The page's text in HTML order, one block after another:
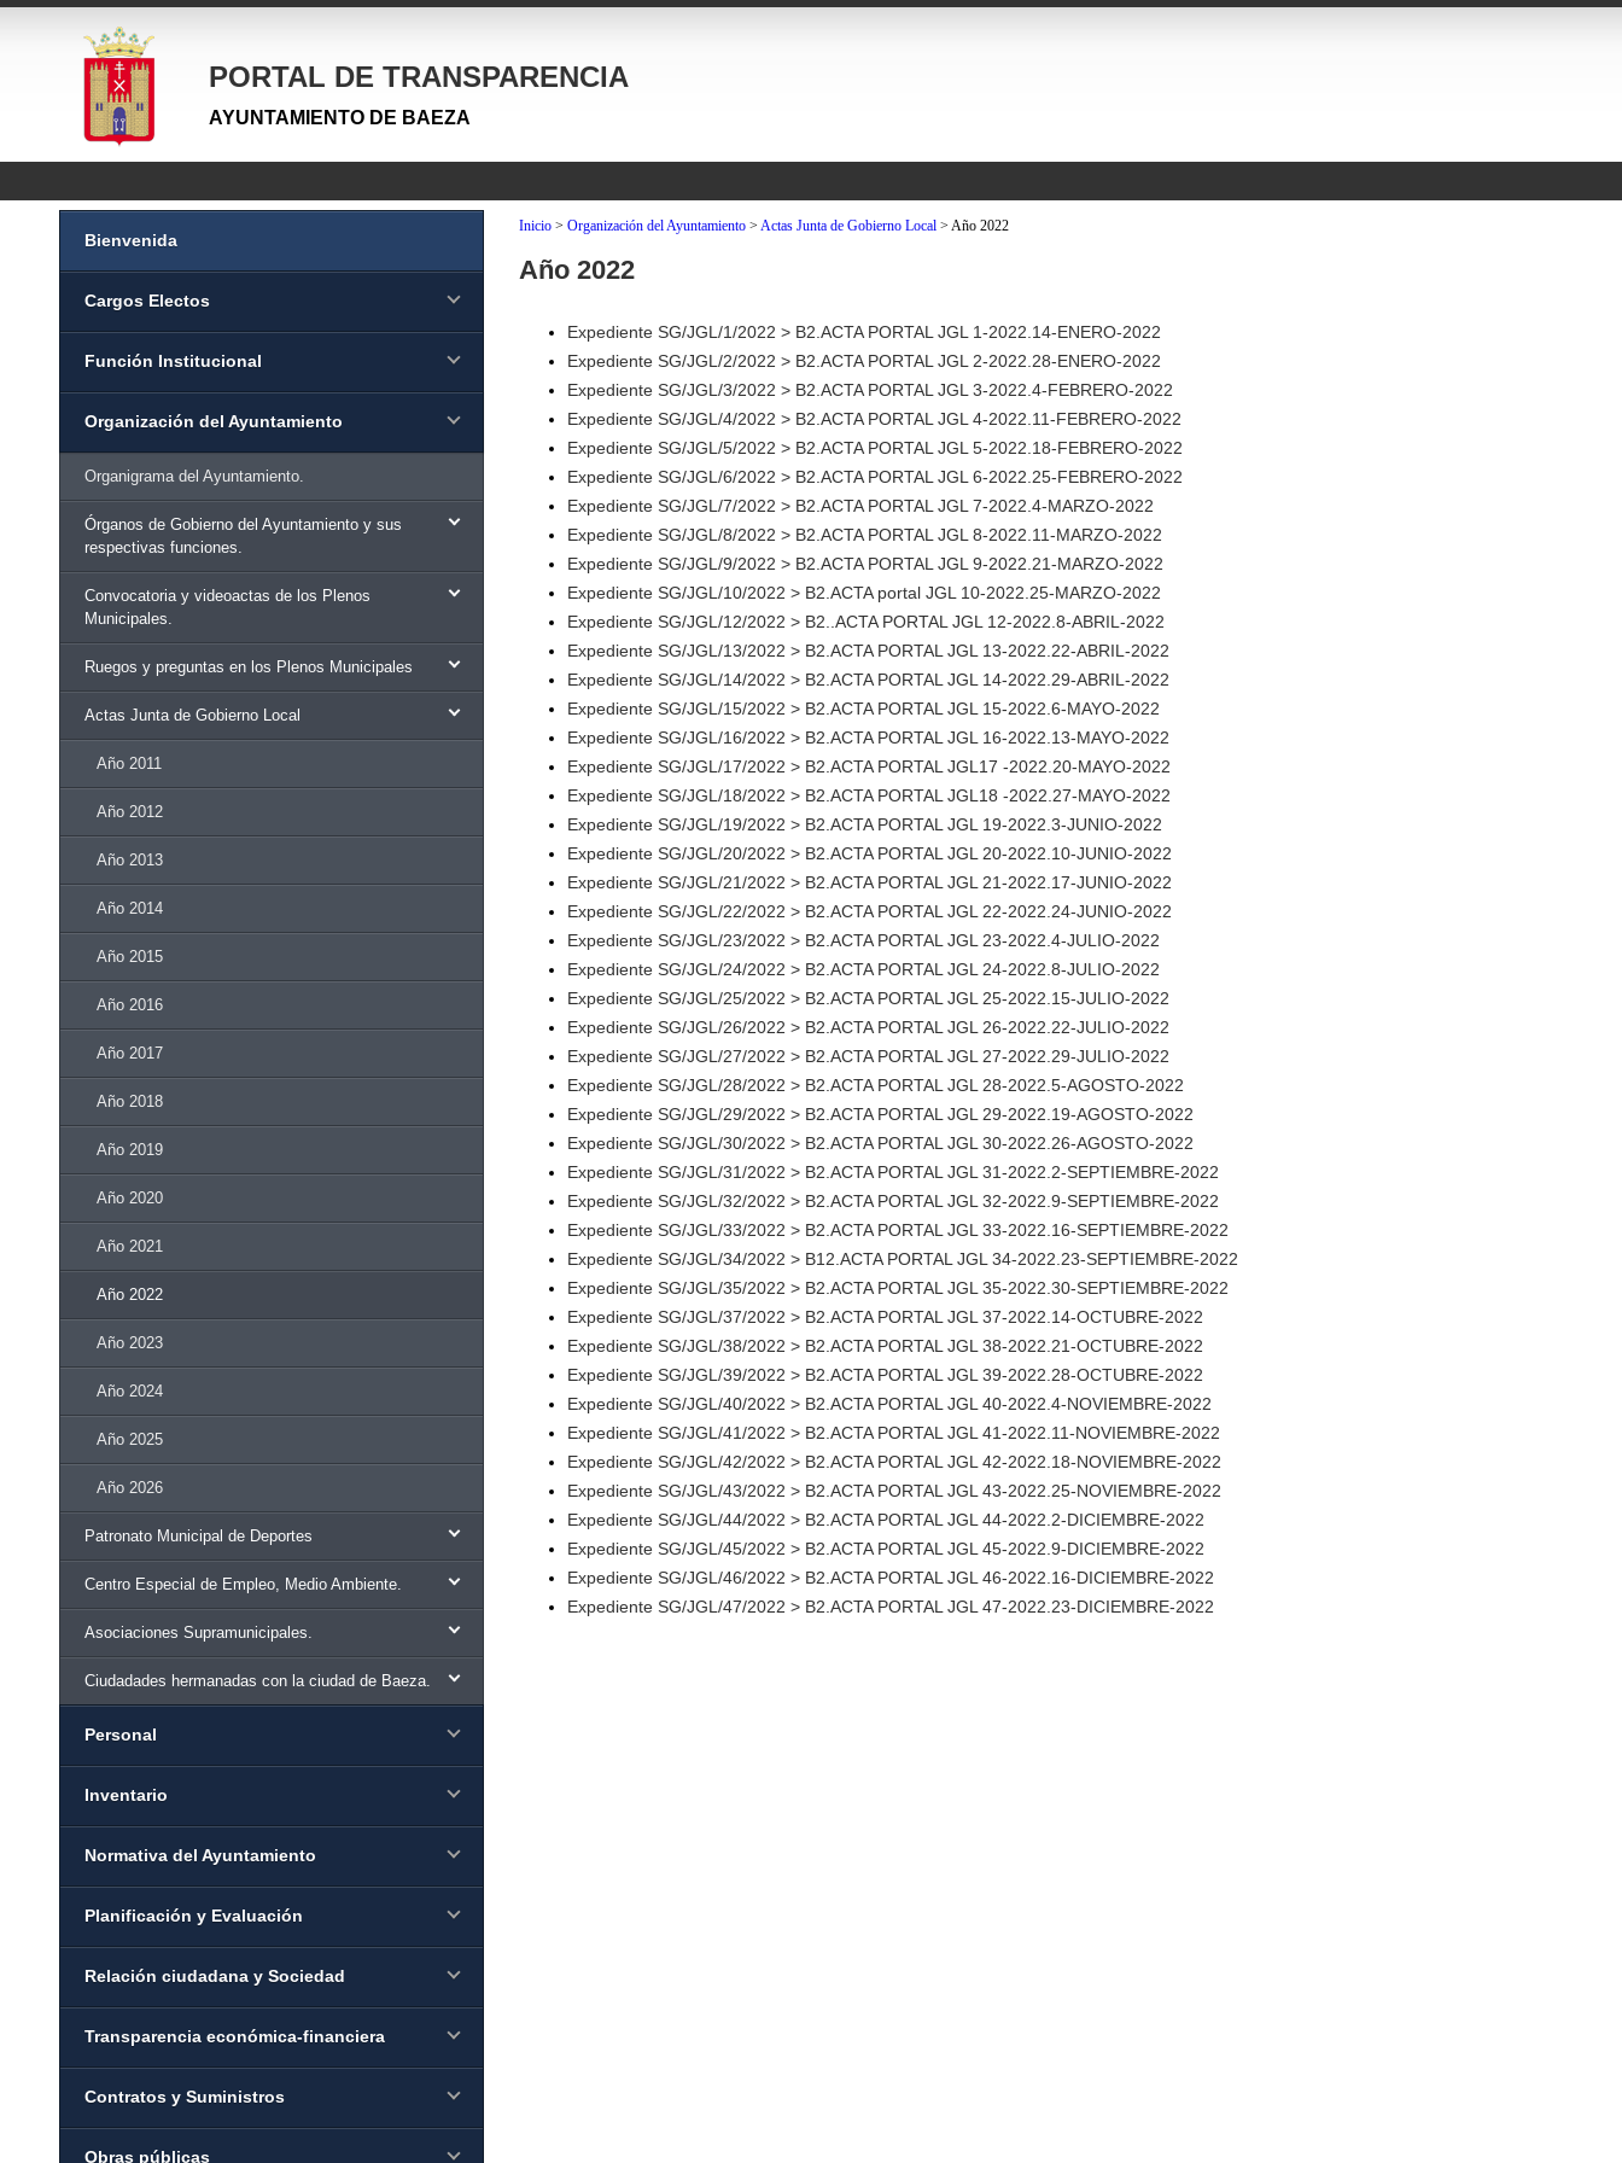
PORTAL DE TRANSPARENCIA
AYUNTAMIENTO DE BAEZA
Bienvenida
Cargos Electos
Función Institucional
Organización del Ayuntamiento
Organigrama del Ayuntamiento.
Órganos de Gobierno del Ayuntamiento y sus
respectivas funciones.
Convocatoria y videoactas de los Plenos
Municipales.
Ruegos y preguntas en los Plenos Municipales
Actas Junta de Gobierno Local
Año 2011
Año 2012
Año 2013
Año 2014
Año 2015
Año 2016
Año 2017
Año 2018
Año 2019
Año 2020
Año 2021
Año 2022
Año 2023
Año 2024
Año 2025
Año 2026
Patronato Municipal de Deportes
Centro Especial de Empleo, Medio Ambiente.
Asociaciones Supramunicipales.
Ciudadades hermanadas con la ciudad de Baeza.
Personal
Inventario
Normativa del Ayuntamiento
Planificación y Evaluación
Relación ciudadana y Sociedad
Transparencia económica-financiera
Contratos y Suministros
Obras públicas
Inicio> Organización del Ayuntamiento> Actas Junta de Gobierno Local > Año 2022
Año 2022
Expediente SG/JGL/1/2022 > B2.ACTA PORTAL JGL 1-2022.14-ENERO-2022
Expediente SG/JGL/2/2022 > B2.ACTA PORTAL JGL 2-2022.28-ENERO-2022
Expediente SG/JGL/3/2022 > B2.ACTA PORTAL JGL 3-2022.4-FEBRERO-2022
Expediente SG/JGL/4/2022 > B2.ACTA PORTAL JGL 4-2022.11-FEBRERO-2022
Expediente SG/JGL/5/2022 > B2.ACTA PORTAL JGL 5-2022.18-FEBRERO-2022
Expediente SG/JGL/6/2022 > B2.ACTA PORTAL JGL 6-2022.25-FEBRERO-2022
Expediente SG/JGL/7/2022 > B2.ACTA PORTAL JGL 7-2022.4-MARZO-2022
Expediente SG/JGL/8/2022 > B2.ACTA PORTAL JGL 8-2022.11-MARZO-2022
Expediente SG/JGL/9/2022 > B2.ACTA PORTAL JGL 9-2022.21-MARZO-2022
Expediente SG/JGL/10/2022 > B2.ACTA portal JGL 10-2022.25-MARZO-2022
Expediente SG/JGL/12/2022 > B2..ACTA PORTAL JGL 12-2022.8-ABRIL-2022
Expediente SG/JGL/13/2022 > B2.ACTA PORTAL JGL 13-2022.22-ABRIL-2022
Expediente SG/JGL/14/2022 > B2.ACTA PORTAL JGL 14-2022.29-ABRIL-2022
Expediente SG/JGL/15/2022 > B2.ACTA PORTAL JGL 15-2022.6-MAYO-2022
Expediente SG/JGL/16/2022 > B2.ACTA PORTAL JGL 16-2022.13-MAYO-2022
Expediente SG/JGL/17/2022 > B2.ACTA PORTAL JGL17 -2022.20-MAYO-2022
Expediente SG/JGL/18/2022 > B2.ACTA PORTAL JGL18 -2022.27-MAYO-2022
Expediente SG/JGL/19/2022 > B2.ACTA PORTAL JGL 19-2022.3-JUNIO-2022
Expediente SG/JGL/20/2022 > B2.ACTA PORTAL JGL 20-2022.10-JUNIO-2022
Expediente SG/JGL/21/2022 > B2.ACTA PORTAL JGL 21-2022.17-JUNIO-2022
Expediente SG/JGL/22/2022 > B2.ACTA PORTAL JGL 22-2022.24-JUNIO-2022
Expediente SG/JGL/23/2022 > B2.ACTA PORTAL JGL 23-2022.4-JULIO-2022
Expediente SG/JGL/24/2022 > B2.ACTA PORTAL JGL 24-2022.8-JULIO-2022
Expediente SG/JGL/25/2022 > B2.ACTA PORTAL JGL 25-2022.15-JULIO-2022
Expediente SG/JGL/26/2022 > B2.ACTA PORTAL JGL 26-2022.22-JULIO-2022
Expediente SG/JGL/27/2022 > B2.ACTA PORTAL JGL 27-2022.29-JULIO-2022
Expediente SG/JGL/28/2022 > B2.ACTA PORTAL JGL 28-2022.5-AGOSTO-2022
Expediente SG/JGL/29/2022 > B2.ACTA PORTAL JGL 29-2022.19-AGOSTO-2022
Expediente SG/JGL/30/2022 > B2.ACTA PORTAL JGL 30-2022.26-AGOSTO-2022
Expediente SG/JGL/31/2022 > B2.ACTA PORTAL JGL 31-2022.2-SEPTIEMBRE-2022
Expediente SG/JGL/32/2022 > B2.ACTA PORTAL JGL 32-2022.9-SEPTIEMBRE-2022
Expediente SG/JGL/33/2022 > B2.ACTA PORTAL JGL 33-2022.16-SEPTIEMBRE-2022
Expediente SG/JGL/34/2022 > B12.ACTA PORTAL JGL 34-2022.23-SEPTIEMBRE-2022
Expediente SG/JGL/35/2022 > B2.ACTA PORTAL JGL 35-2022.30-SEPTIEMBRE-2022
Expediente SG/JGL/37/2022 > B2.ACTA PORTAL JGL 37-2022.14-OCTUBRE-2022
Expediente SG/JGL/38/2022 > B2.ACTA PORTAL JGL 38-2022.21-OCTUBRE-2022
Expediente SG/JGL/39/2022 > B2.ACTA PORTAL JGL 39-2022.28-OCTUBRE-2022
Expediente SG/JGL/40/2022 > B2.ACTA PORTAL JGL 40-2022.4-NOVIEMBRE-2022
Expediente SG/JGL/41/2022 > B2.ACTA PORTAL JGL 41-2022.11-NOVIEMBRE-2022
Expediente SG/JGL/42/2022 > B2.ACTA PORTAL JGL 42-2022.18-NOVIEMBRE-2022
Expediente SG/JGL/43/2022 > B2.ACTA PORTAL JGL 43-2022.25-NOVIEMBRE-2022
Expediente SG/JGL/44/2022 > B2.ACTA PORTAL JGL 44-2022.2-DICIEMBRE-2022
Expediente SG/JGL/45/2022 > B2.ACTA PORTAL JGL 45-2022.9-DICIEMBRE-2022
Expediente SG/JGL/46/2022 > B2.ACTA PORTAL JGL 46-2022.16-DICIEMBRE-2022
Expediente SG/JGL/47/2022 > B2.ACTA PORTAL JGL 47-2022.23-DICIEMBRE-2022